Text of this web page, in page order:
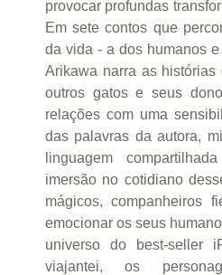
provocar profundas
Em sete contos que
da vida - a dos humanos
Arikawa narra as
outros gatos e seus
relações com uma
das palavras da autora,
linguagem
imersão no cotidiano
mágicos, companheiros
emocionar os seus
universo do best-seller
viajantei, os